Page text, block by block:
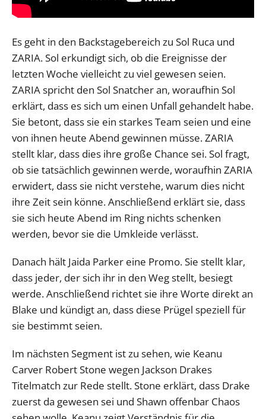
Es geht in den Backstagebereich zu Sol Ruca und
ZARIA. Sol erkundigt sich, ob die Ereignisse der
letzten Woche vielleicht zu viel gewesen seien.
ZARIA spricht den Sol Snatcher an, woraufhin Sol
erklärt, dass es sich um einen Unfall gehandelt habe.
Sie betont, dass sie ein starkes Team seien und eine
von ihnen heute Abend gewinnen müsse. ZARIA
stellt klar, dass dies ihre große Chance sei. Sol fragt,
ob sie tatsächlich gewinnen werde, woraufhin ZARIA
erwidert, dass sie nicht verstehe, warum dies nicht
ihre Zeit sein könne. Anschließend erklärt sie, dass
sie sich heute Abend im Ring nichts schenken
werden, bevor sie die Umkleide verlässt.
Danach hält Jaida Parker eine Promo. Sie stellt klar,
dass jeder, der sich ihr in den Weg stellt, besiegt
werde. Anschließend richtet sie ihre Worte direkt an
Blake und kündigt an, dass diese Prügel speziell für
sie bestimmt seien.
Im nächsten Segment ist zu sehen, wie Keanu
Carver Robert Stone wegen Jackson Drakes
Titelmatch zur Rede stellt. Stone erklärt, dass Drake
zuerst da gewesen sei und Shawn offenbar Chaos